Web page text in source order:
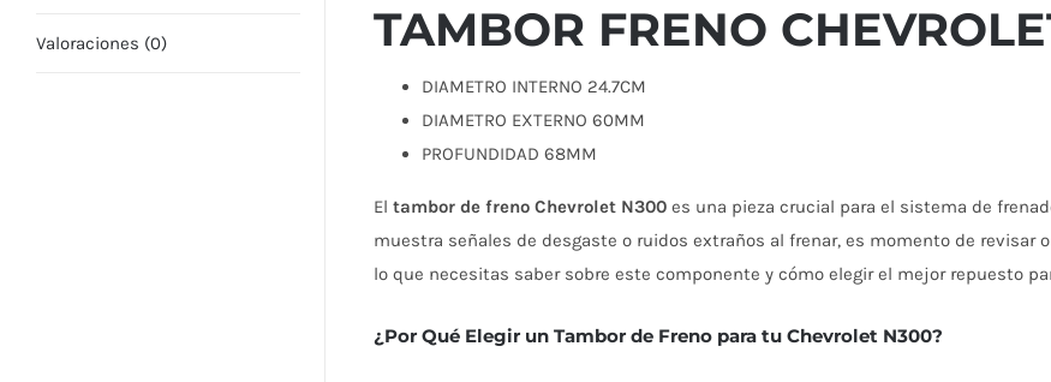
Valoraciones (0) TAMBOR FRENO
DIAMETRO INTERNO 24.7CM
DIAMETRO EXTERNO 60MM
PROFUNDIDAD 68MM
El tambor de freno Chevrolet N300 es una pieza crucial para el sistema de
muestra señales de desgaste o ruidos extraños al frenar, es momento de revisar
lo que necesitas saber sobre este componente y cómo elegir el mejor repuesto
¿Por Qué Elegir un Tambor de Freno para tu Chevrolet N300?